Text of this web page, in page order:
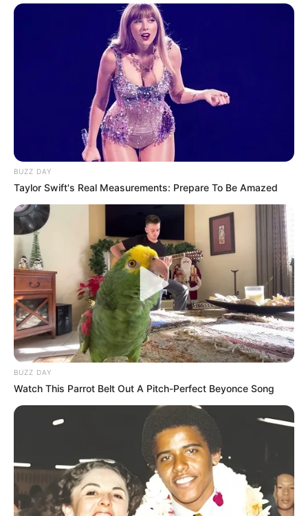
SUPERENALOTTO N° CHANCE
Les partants en lice pour la victoire au
Tiercé Quinté du jour
2 DANTES
3 ROBERTO MOUNT
4 SIMONS KING
5 GOLDINO BELLO
6 EXCITING
7 LUPO NERO
8 NORWEGIAN SIR
9 GALORD
10 ASHIKTASH
11 UGOTTHELOOK
12 CARLTON CHOICE
13 COME SAY HI
14 BLACKBIRDFLY
16 JORDAN BAKER
BUZZ DAY
Taylor Swift's Real Measurements: Prepare To Be Amazed
BUZZ DAY
Watch This Parrot Belt Out A Pitch-Perfect Beyonce Song